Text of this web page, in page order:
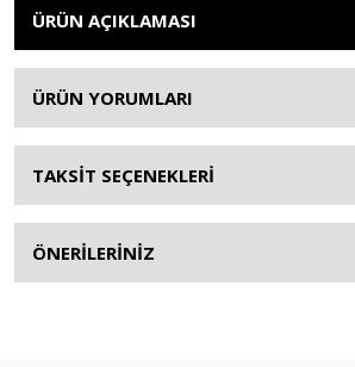
ÜRÜN AÇIKLAMASI
ÜRÜN YORUMLARI
TAKSİT SEÇENEKLERİ
ÖNERİLERİNİZ